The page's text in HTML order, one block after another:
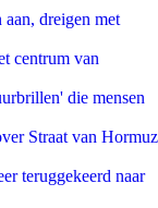
dreigen met
centrum van
die mensen
Straat van Hormuz
teruggekeerd naar